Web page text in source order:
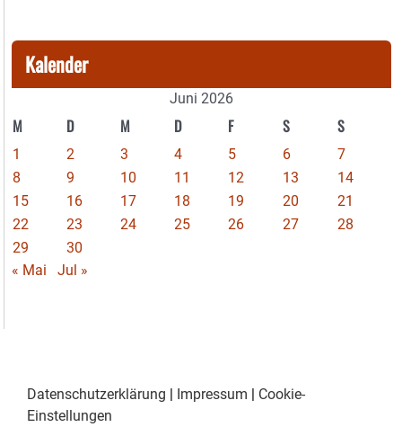
Kalender
Juni 2026
M D M D F S S
1 2 3 4 5 6
7
8
9 10 11 12 13
14
15
16 17 18 19 20
21
22
23 24 25 26 27
28
29
30
« Mai
Jul »
Datenschutzerklärung | Impressum | Cookie-
Einstellungen